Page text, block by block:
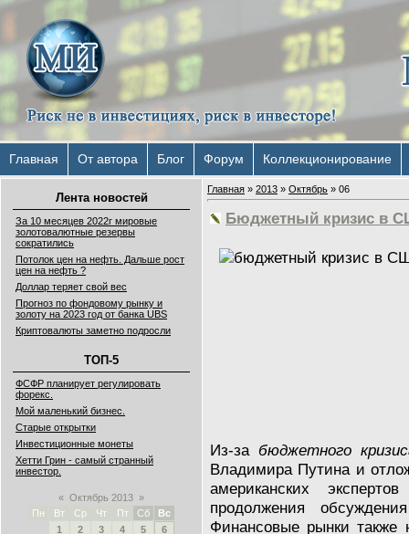
Главная От автора Блог Форум Коллекционирование
Лента новостей
За 10 месяцев 2022г мировые
золотовалютные резервы
сократились
Потолок цен на нефть. Дальше рост
цен на нефть ?
Доллар теряет свой вес
Прогноз по фондовому рынку и
золоту на 2023 год от банка UBS
Криптовалюты заметно подросли
ТОП-5
ФСФР планирует регулировать
форекс.
Мой маленький бизнес.
Старые открытки
Инвестиционные монеты
Хетти Грин - самый странный
инвестор.
« Октябрь 2013 »
Пн
Вт Ср Чт Пт Сб
Вс
1
2 3 4 5
6
Главная » 2013 » Октябрь » 06
Бюджетный кризис в
Из-за бюджетного
Владимира Путина и
американских
продолжения
Финансовые рынки также